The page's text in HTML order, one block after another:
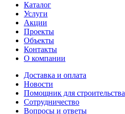
Каталог
Услуги
Акции
Проекты
Объекты
Контакты
О компании
Доставка и оплата
Новости
Помощник для строительства
Сотрудничество
Вопросы и ответы